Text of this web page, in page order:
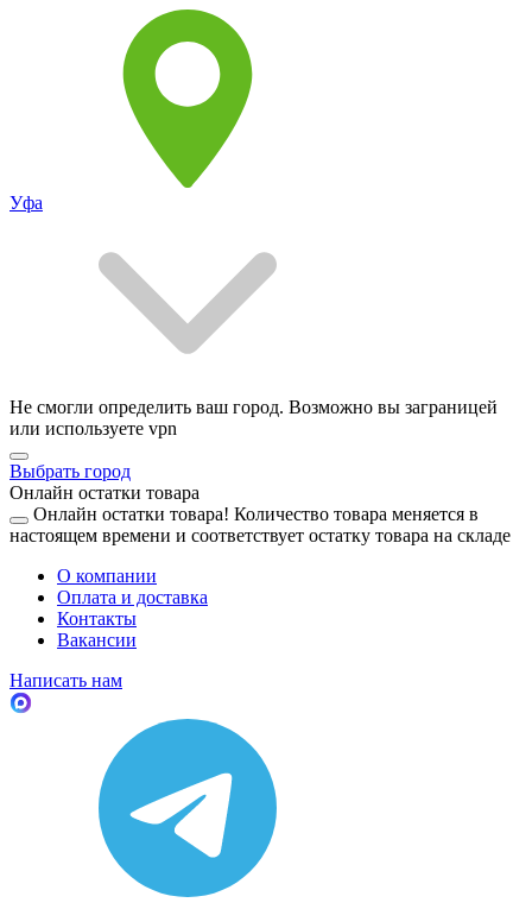
Уфа
Не смогли определить ваш город. Возможно вы заграницей
или используете vpn
Выбрать город
Онлайн остатки товара
Онлайн остатки товара! Количество товара меняется в
настоящем времени и соответствует остатку товара на складе
О компании
Оплата и доставка
Контакты
Вакансии
Написать нам